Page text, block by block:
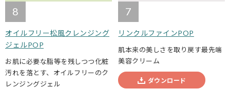
8
オイルフリー松風クレンジング
ジェルPOP
お肌に必要な脂等を残しつつ化粧
汚れを落とす、オイルフリーのク
レンジングジェル
7
リンクルファインPOP
肌本来の美しさを取り戻す最先端
美容クリーム
ダウンロード